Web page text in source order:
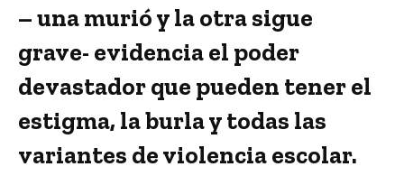
– una murió y la otra sigue
grave- evidencia el poder
devastador que pueden tener el
estigma, la burla y todas las
variantes de violencia escolar.